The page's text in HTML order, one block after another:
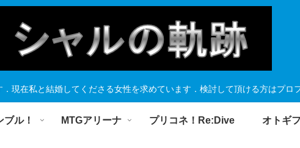
現在私と結婚してくださる女性を求めています．検討して頂ける方はプロ
ル！ MTGアリーナ プリコネ！Re:Dive オトギ